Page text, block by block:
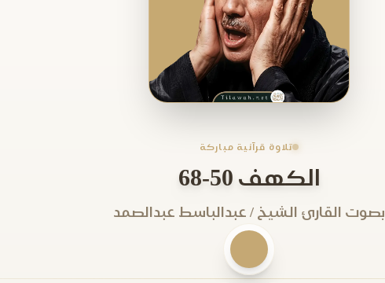
تلاوة قرآنية مباركة
الكهف 50-68
بصوت القارئ الشيخ / عبدالباسط عبدالصمد